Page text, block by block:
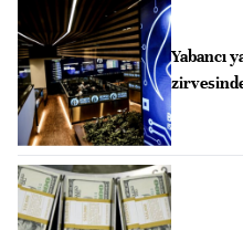
Yabancı